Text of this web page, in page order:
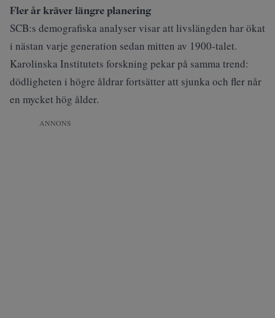
Fler år kräver längre planering
SCB:s demografiska analyser visar att livslängden har ökat
i nästan varje generation sedan mitten av 1900-talet.
Karolinska Institutets forskning pekar på samma trend:
dödligheten i högre åldrar fortsätter att sjunka och fler når
en mycket hög ålder.
ANNONS